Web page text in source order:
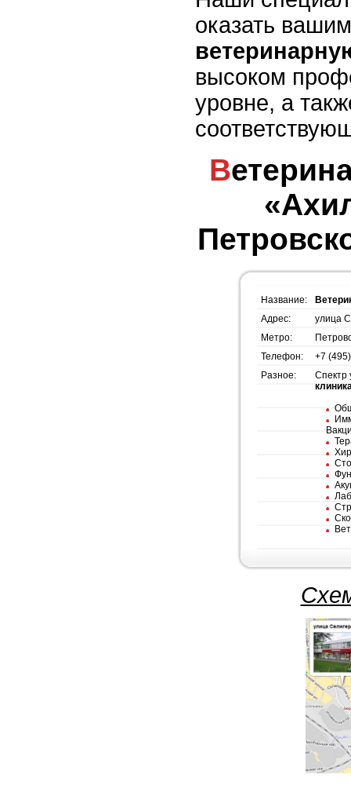
оказать
высоком
уровне, а
Ветеринарная клиника
Название:
Адрес:
улица
Метро:
Телефон:
+7
Разное:
Спектр